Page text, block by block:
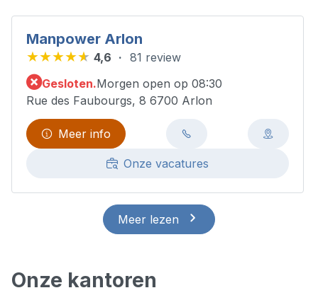
Manpower Arlon
4,6
81 review
Gesloten.Morgen open op 08:30
Rue des Faubourgs, 8 6700 Arlon
Meer info
Onze vacatures
Meer lezen
Onze kantoren